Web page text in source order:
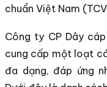
chuẩn Việt Nam
Công ty CP Dây
cung cấp một loạt
đa dạng, đáp ứng